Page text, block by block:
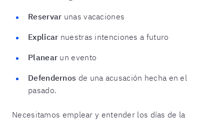
Reservar unas vacaciones
Explicar nuestras intenciones a futuro
Planear un evento
Defendernos de una acusación hecha en el
pasado.
Necesitamos emplear y entender los días de la